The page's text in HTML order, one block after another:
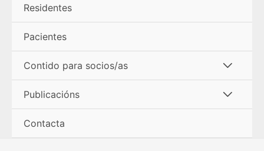
Residentes
Pacientes
Contido para socios/as
menú
Publicacións
Contacta